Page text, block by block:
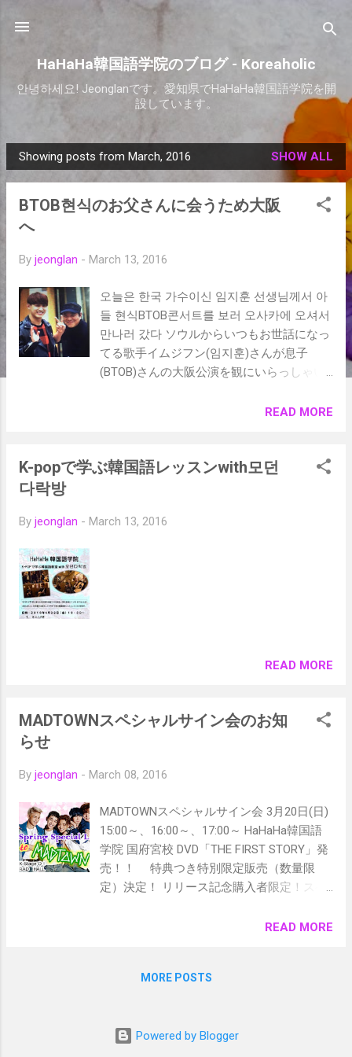
HaHaHa韓国語学院のブログ - Koreaholic
안녕하세요! Jeonglanです。愛知県でHaHaHa韓国語学院を開
設しています。
P
o
Showing posts from March, 2016 SHOW ALL
BTOB현식のお父さんに会うため大阪
へ
By jeonglan - March 13, 2016
오늘은 한국 가수이신 임지훈 선생님께서 아
들 현식BTOB콘서트를 보러 오사카에 오셔서
만나러 갔다 ソウルからいつもお世話になっ
てる歌手イムジフン(임지훈)さんが息子
(BTOB)さんの大阪公演を観にいらっしゃい
READ MORE
K-popで学ぶ韓国語レッスンwith모던
다락방
By jeonglan - March 13, 2016
READ MORE
MADTOWNスペシャルサイン会のお知
らせ
By jeonglan - March 08, 2016
MADTOWNスペシャルサイン会 3月20日(日)
15:00～、16:00～、17:00～ HaHaHa韓国語
学院 国府宮校 DVD「THE FIRST STORY」発
売！！ 特典つき特別限定販売（数量限
定）決定！ リリース記念購入者限定！スペ
販売 8,800円 (税込) MADTOWN DVDのリリ
に参加したい方「 皆さんの知り合いでも構
電話番号とメールアドレス ・購入個数 ・サ
READ MORE
MORE POSTS
Powered by Blogger